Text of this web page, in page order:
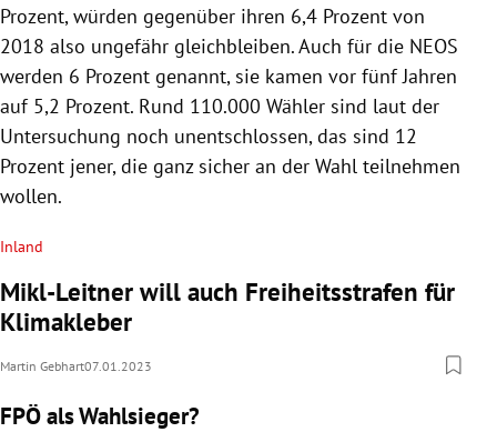
Prozent, würden gegenüber ihren 6,4 Prozent von
2018 also ungefähr gleichbleiben. Auch für die NEOS
werden 6 Prozent genannt, sie kamen vor fünf Jahren
auf 5,2 Prozent. Rund 110.000 Wähler sind laut der
Untersuchung noch unentschlossen, das sind 12
Prozent jener, die ganz sicher an der Wahl teilnehmen
wollen.
Inland
Mikl-Leitner will auch Freiheitsstrafen für
Klimakleber
Martin Gebhart07.01.2023
FPÖ als Wahlsieger?